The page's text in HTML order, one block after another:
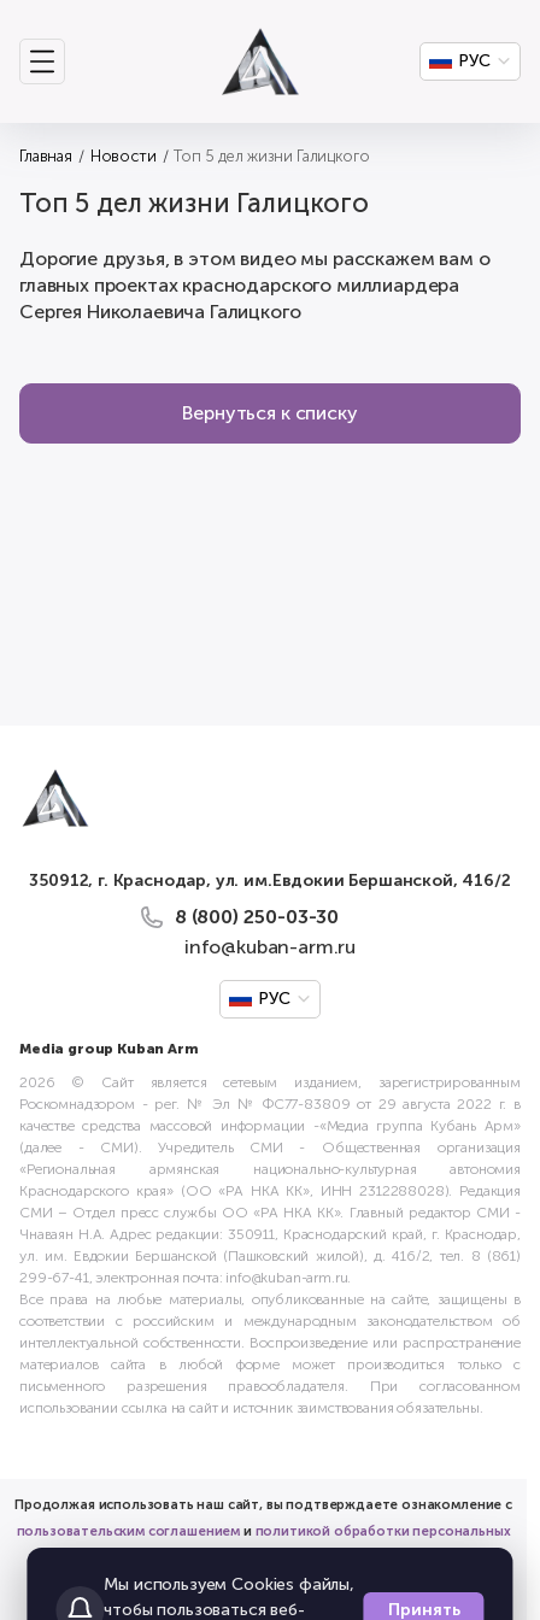
РУС
Главная Новости Топ 5 дел жизни Галицкого
Топ 5 дел жизни Галицкого
Дорогие друзья, в этом видео мы расскажем вам о
главных проектах краснодарского миллиардера
Сергея Николаевича Галицкого
Вернуться к списку
350912, г. Краснодар, ул. им.Евдокии Бершанской, 416/2
8 (800) 250-03-30
info@kuban-arm.ru
РУС
Media group Kuban Arm
2026 © Сайт является сетевым изданием, зарегистрированным
Роскомнадзором - рег. № Эл № ФС77-83809 от 29 августа 2022 г. в
качестве средства массовой информации -«Медиа группа Кубань Арм»
(далее - СМИ). Учредитель СМИ - Общественная организация
«Региональная армянская национально-культурная автономия
Краснодарского края» (ОО «РА НКА КК», ИНН 2312288028). Редакция
СМИ – Отдел пресс службы ОО «РА НКА КК». Главный редактор СМИ -
Чнаваян Н.А. Адрес редакции: 350911, Краснодарский край, г. Краснодар,
ул. им. Евдокии Бершанской (Пашковский жилой), д. 416/2, тел. 8 (861)
299-67-41, электронная почта: info@kuban-arm.ru.
Все права на любые материалы, опубликованные на сайте, защищены в
соответствии с российским и международным законодательством об
интеллектуальной собственности. Воспроизведение или распространение
материалов сайта в любой форме может производиться только с
письменного разрешения правообладателя. При согласованном
использовании ссылка на сайт и источник заимствования обязательны.
Продолжая использовать наш сайт, вы подтверждаете ознакомление с
пользовательским соглашением и политикой обработки персональных
и предоставляете согласие на обработку соответствующих
персональных данных.
Мы используем Cookies файлы,
чтобы пользоваться веб-
Принять